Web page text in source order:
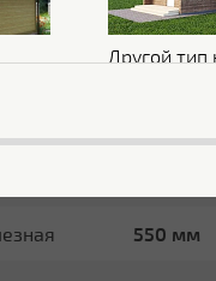
УФ Нет
550 мм
Другой